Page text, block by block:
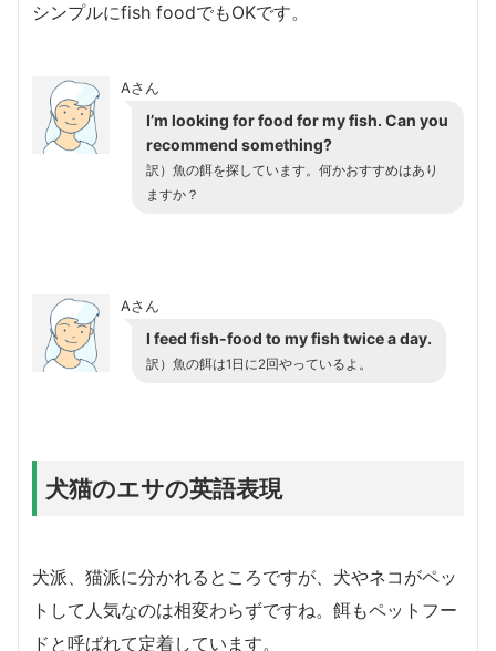
シンプルにfish foodでもOKです。
Aさん
I’m looking for food for my fish. Can you
recommend something?
訳）魚の餌を探しています。何かおすすめはあり
ますか？
Aさん
I feed fish-food to my fish twice a day.
訳）魚の餌は1日に2回やっているよ。
犬猫のエサの英語表現
犬派、猫派に分かれるところですが、犬やネコがペッ
トして人気なのは相変わらずですね。餌もペットフー
ドと呼ばれて定着しています。